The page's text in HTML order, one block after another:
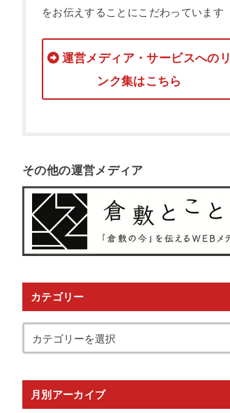
をお伝えすることにこだわっています
運営メディア・サービスへのリ
ンク集はこちら
その他の運営メディア
カテゴリー
月別アーカイブ